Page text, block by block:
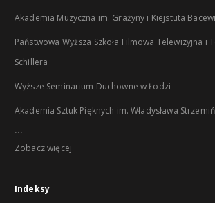
Akademia Muzyczna im. Grażyny i Kiejstuta
Państwowa Wyższa Szkoła Filmowa Telewizyjna i
Schillera
Wyższe Seminarium Duchowne w Łodzi
Akademia Sztuk Pięknych im. Władysława
...
Zobacz więcej
Indeksy